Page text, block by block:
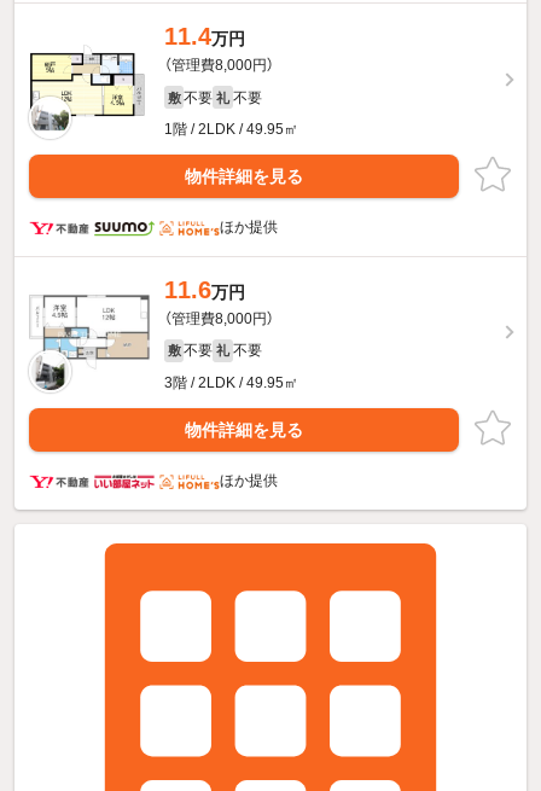
11.4万円
（管理費8,000円）
敷 不要 礼 不要
1階 / 2LDK / 49.95㎡
物件詳細を見る
ほか提供
11.6万円
（管理費8,000円）
敷 不要 礼 不要
3階 / 2LDK / 49.95㎡
物件詳細を見る
ほか提供